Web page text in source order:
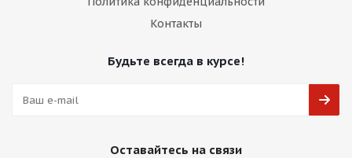
Контакты
Будьте всегда в курсе!
Оставайтесь на связи